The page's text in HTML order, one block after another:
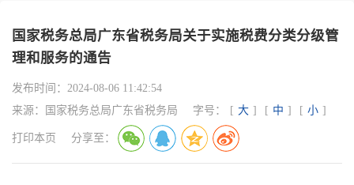
国家税务总局广东省税务局关于实施税费分类分级管
理和服务的通告
发布时间： 2024-08-06 11:42:54
来源：
国家税务总局广东省税务局 字号： [ 大 ] [ 中 ] [ 小 ]
打印本页 分享至：